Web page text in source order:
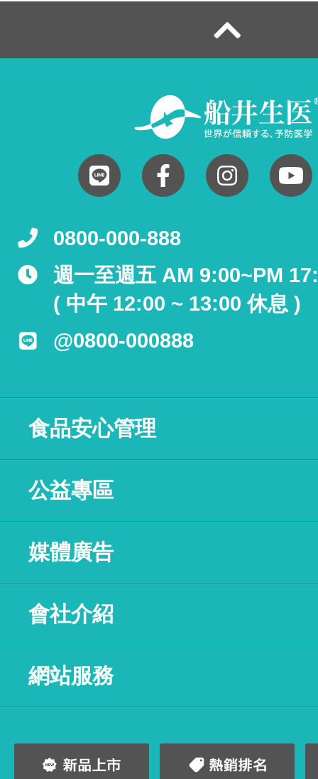
0800-000-888
週一至週五 AM 9:00~PM
( 中午 12:00 ~ 13:00 休息 )
@0800-000888
食品安心管理
公益專區
媒體廣告
會社介紹
網站服務